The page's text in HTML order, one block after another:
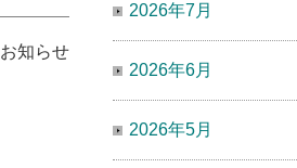
お知らせ
2026年7月
2026年6月
2026年5月